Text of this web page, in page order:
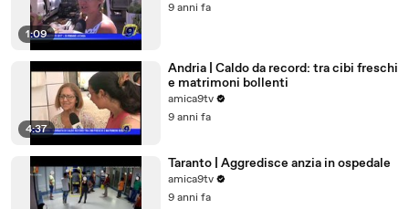
1:09
9 anni fa
4:37
Andria | Caldo da record: tra cibi freschi
e matrimoni bollenti
amica9tv
9 anni fa
Taranto | Aggredisce anzia in ospedale
amica9tv
9 anni fa